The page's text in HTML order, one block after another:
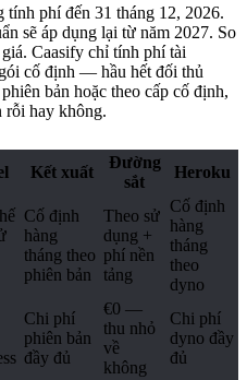
phí đến 31 tháng 12, 2026.
sẽ áp dụng lại từ năm 2027. So
Caasify chỉ tính phí tài
cố định — hầu hết đối thủ
bản hoặc theo cấp cố định,
rỗi hay không.
Kết xuất
Đường
sắt
Heroku
Cố định
hàng
tháng theo
phiên bản
Theo sử
dụng +
phí nền
tảng
Cố định
hàng
tháng
theo
dyno
Chi phí
phiên bản
đầy đủ
€0 —
thu nhỏ
về
không
Chi phí
dyno đầy
đủ